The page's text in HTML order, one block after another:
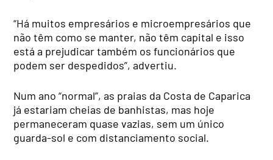
“Há muitos empresários e microempresários que
não têm como se manter, não têm capital e isso
está a prejudicar também os funcionários que
podem ser despedidos”, advertiu.
Num ano “normal”, as praias da Costa de Caparica
já estariam cheias de banhistas, mas hoje
permaneceram quase vazias, sem um único
guarda-sol e com distanciamento social.